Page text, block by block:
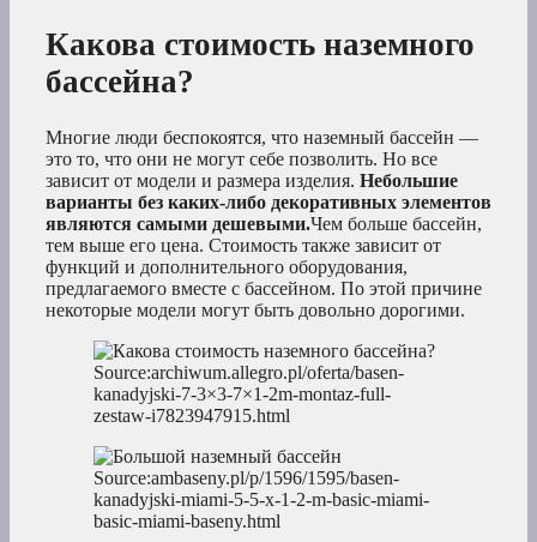
Какова стоимость наземного
бассейна?
Многие люди беспокоятся, что наземный бассейн —
это то, что они не могут себе позволить. Но все
зависит от модели и размера изделия. Небольшие
варианты без каких-либо декоративных элементов
являются самыми дешевыми.Чем больше бассейн,
тем выше его цена. Стоимость также зависит от
функций и дополнительного оборудования,
предлагаемого вместе с бассейном. По этой причине
некоторые модели могут быть довольно дорогими.
Source:archiwum.allegro.pl/oferta/basen-
kanadyjski-7-3×3-7×1-2m-montaz-full-
zestaw-i7823947915.html
Source:ambaseny.pl/p/1596/1595/basen-
kanadyjski-miami-5-5-x-1-2-m-basic-miami-
basic-miami-baseny.html